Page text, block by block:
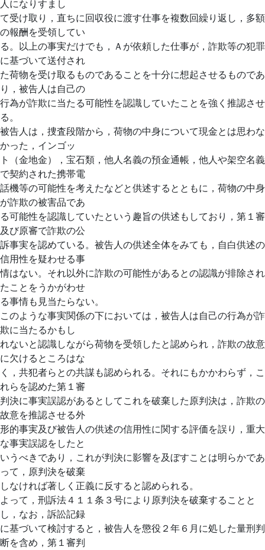
人になりすまし
て受け取り，直ちに回収役に渡す仕事を複数回繰り返し，多額
の報酬を受領してい
る。以上の事実だけでも，Ａが依頼した仕事が，詐欺等の犯罪
に基づいて送付され
た荷物を受け取るものであることを十分に想起させるものであ
り，被告人は自己の
行為が詐欺に当たる可能性を認識していたことを強く推認させ
る。
被告人は，捜査段階から，荷物の中身について現金とは思わな
かった，インゴッ
ト（金地金），宝石類，他人名義の預金通帳，他人や架空名義
で契約された携帯電
話機等の可能性を考えたなどと供述するとともに，荷物の中身
が詐欺の被害品であ
る可能性を認識していたという趣旨の供述もしており，第１審
及び原審で詐欺の公
訴事実を認めている。被告人の供述全体をみても，自白供述の
信用性を疑わせる事
情はない。それ以外に詐欺の可能性があるとの認識が排除され
たことをうかがわせ
る事情も見当たらない。
このような事実関係の下においては，被告人は自己の行為が詐
欺に当たるかもし
れないと認識しながら荷物を受領したと認められ，詐欺の故意
に欠けるところはな
く，共犯者らとの共謀も認められる。それにもかかわらず，こ
れらを認めた第１審
判決に事実誤認があるとしてこれを破棄した原判決は，詐欺の
故意を推認させる外
形的事実及び被告人の供述の信用性に関する評価を誤り，重大
な事実誤認をしたと
いうべきであり，これが判決に影響を及ぼすことは明らかであ
って，原判決を破棄
しなければ著しく正義に反すると認められる。
よって，刑訴法４１１条３号により原判決を破棄することと
し，なお，訴訟記録
に基づいて検討すると，被告人を懲役２年６月に処した量刑判
断を含め，第１審判